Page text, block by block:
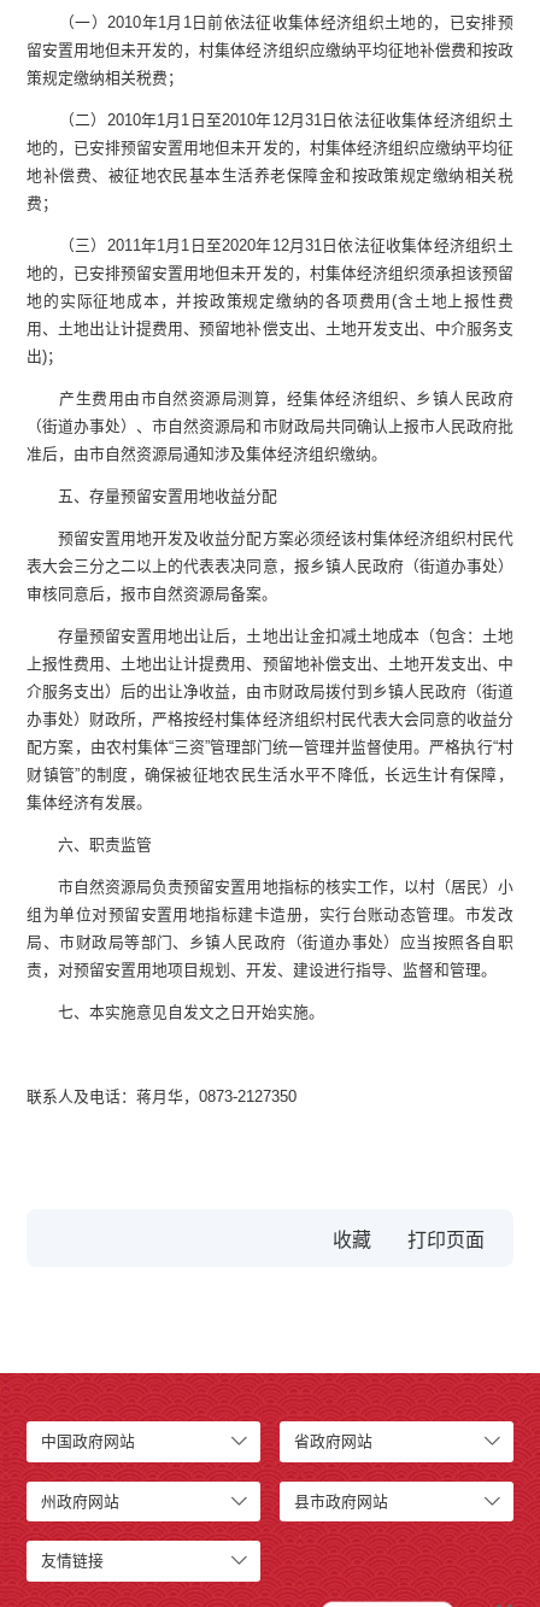
（一）2010年1月1日前依法征收集体经济组织土地的，已安排预
留安置用地但未开发的，村集体经济组织应缴纳平均征地补偿费和按政
策规定缴纳相关税费；
（二）2010年1月1日至2010年12月31日依法征收集体经济组织土
地的，已安排预留安置用地但未开发的，村集体经济组织应缴纳平均征
地补偿费、被征地农民基本生活养老保障金和按政策规定缴纳相关税
费；
（三）2011年1月1日至2020年12月31日依法征收集体经济组织土
地的，已安排预留安置用地但未开发的，村集体经济组织须承担该预留
地的实际征地成本，并按政策规定缴纳的各项费用(含土地上报性费
用、土地出让计提费用、预留地补偿支出、土地开发支出、中介服务支
出)；
产生费用由市自然资源局测算，经集体经济组织、乡镇人民政府
（街道办事处）、市自然资源局和市财政局共同确认上报市人民政府批
准后，由市自然资源局通知涉及集体经济组织缴纳。
五、存量预留安置用地收益分配
预留安置用地开发及收益分配方案必须经该村集体经济组织村民代
表大会三分之二以上的代表表决同意，报乡镇人民政府（街道办事处）
审核同意后，报市自然资源局备案。
存量预留安置用地出让后，土地出让金扣减土地成本（包含：土地
上报性费用、土地出让计提费用、预留地补偿支出、土地开发支出、中
介服务支出）后的出让净收益，由市财政局拨付到乡镇人民政府（街道
办事处）财政所，严格按经村集体经济组织村民代表大会同意的收益分
配方案，由农村集体“三资”管理部门统一管理并监督使用。严格执行“村
财镇管”的制度，确保被征地农民生活水平不降低，长远生计有保障，
集体经济有发展。
六、职责监管
市自然资源局负责预留安置用地指标的核实工作，以村（居民）小
组为单位对预留安置用地指标建卡造册，实行台账动态管理。市发改
局、市财政局等部门、乡镇人民政府（街道办事处）应当按照各自职
责，对预留安置用地项目规划、开发、建设进行指导、监督和管理。
七、本实施意见自发文之日开始实施。
联系人及电话：蒋月华，0873-2127350
收藏
中国政府网站 省政府网站
州政府网站 县市政府网站
友情链接